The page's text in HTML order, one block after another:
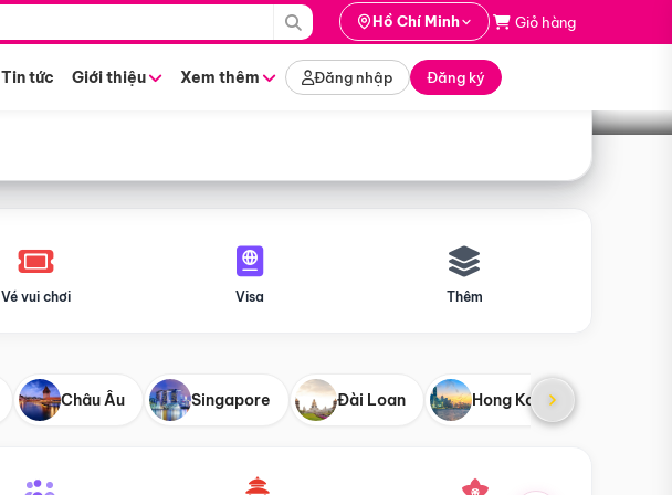
Hồ Chí Minh Giỏ hàng
Tin tức Giới thiệu Xem thêm Đăng nhập Đăng ký
Tìm tour
Vé vui chơi Visa Thêm
Châu Âu Singapore Đài Loan Hong Kong